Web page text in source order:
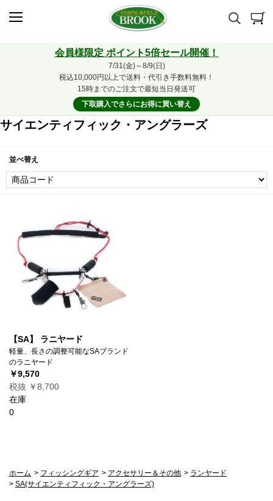
会員様限定 ポイント5倍セール開催！
7/31(金)～8/9(日)
税込10,000円以上で送料・代引き手数料無料！
15時までのご注文で最短当日発送可
下取購入でさらにお得に買い替え
サイエンティフィック・アングラーズ
並べ替え
【SA】 ラニヤード
軽量、長さの調整可能なSAブランド
のラニヤード
￥9,570
税抜 ￥8,700
在庫
0
ホーム > フィッシングギア > アクセサリー＆その他 > ランヤード
> SA(サイエンティフィック・アングラーズ)